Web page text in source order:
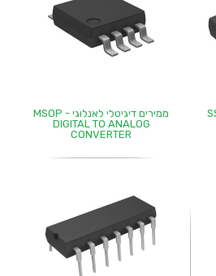
ממירים דיגיטלי לאנלוגי - MSOP
DIGITAL TO ANALOG
CONVERTER